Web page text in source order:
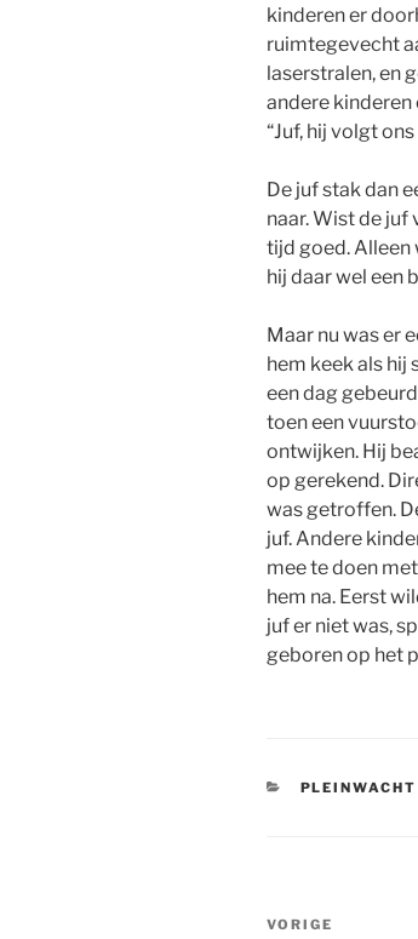
kinderen er
ruimtegevecht
laserstralen, en
andere kinderen
“Juf, hij volgt
De juf stak dan
naar. Wist de juf
tijd goed. Alleen
hij daar wel een
Maar nu was er
hem keek als hij
een dag
toen een
ontwijken. Hij
op gerekend.
was getroffen.
juf. Andere
mee te doen
hem na. Eerst
juf er niet was,
geboren op het
CATEGORIEËN
PLEINWACHT
Bericht
Vorig
VORIGE